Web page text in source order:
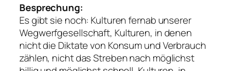
Besprechung:
Es gibt sie noch: Kulturen fernab unserer
Wegwerfgesellschaft, Kulturen, in denen
nicht die Diktate von Konsum und Verbrauch
zählen, nicht das Streben nach möglichst